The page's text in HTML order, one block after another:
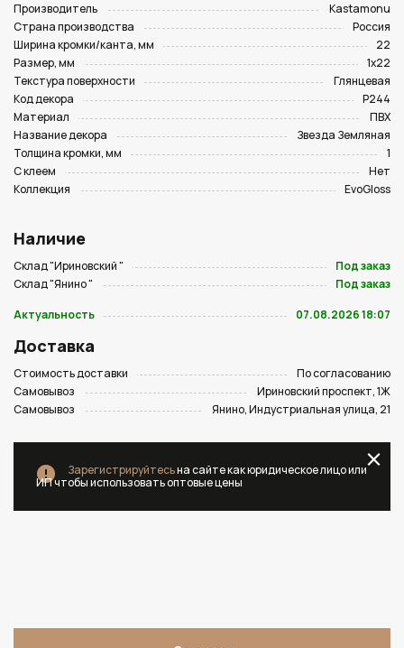
Производитель
Kastamonu
Страна производства
Россия
Ширина кромки/канта, мм
22
Размер, мм
1х22
Текстура поверхности
Глянцевая
Код декора
P244
Материал
ПВХ
Название декора
Звезда Земляная
Толщина кромки, мм
1
С клеем
Нет
Коллекция
EvoGloss
Наличие
Склад "Ириновский "
Под заказ
Склад "Янино "
Под заказ
Актуальность
07.08.2026 18:07
Доставка
Стоимость доставки
По согласованию
Самовывоз
Ириновский проспект, 1Ж
Самовывоз
Янино, Индустриальная улица, 21
Зарегистрируйтесьна сайте как юридическое лицо или
ИП чтобы использовать оптовые цены